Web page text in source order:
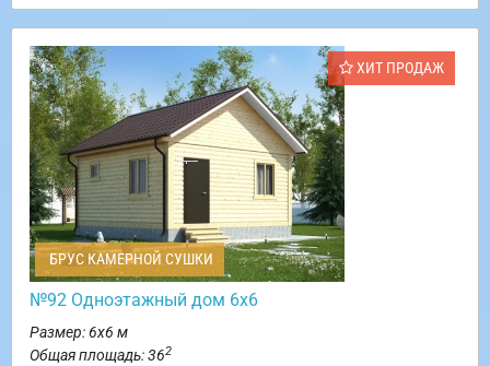
ХИТ ПРОДАЖ
БРУС КАМЕРНОЙ СУШКИ
№92 Одноэтажный дом 6х6
Размер: 6х6 м
Общая площадь: 362